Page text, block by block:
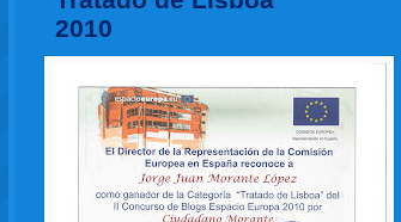
2010